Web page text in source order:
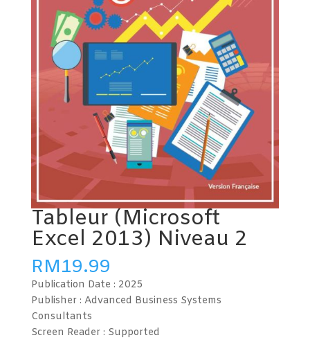
Tableur (Microsoft
Excel 2013) Niveau 2
RM19.99
Publication Date : 2025
Publisher : Advanced Business Systems
Consultants
Screen Reader : Supported